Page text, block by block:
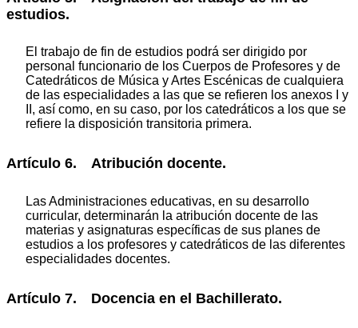
estudios.
El trabajo de fin de estudios podrá ser dirigido por
personal funcionario de los Cuerpos de Profesores y de
Catedráticos de Música y Artes Escénicas de cualquiera
de las especialidades a las que se refieren los anexos I y
II, así como, en su caso, por los catedráticos a los que se
refiere la disposición transitoria primera.
Artículo 6. Atribución docente.
Las Administraciones educativas, en su desarrollo
curricular, determinarán la atribución docente de las
materias y asignaturas específicas de sus planes de
estudios a los profesores y catedráticos de las diferentes
especialidades docentes.
Artículo 7. Docencia en el Bachillerato.